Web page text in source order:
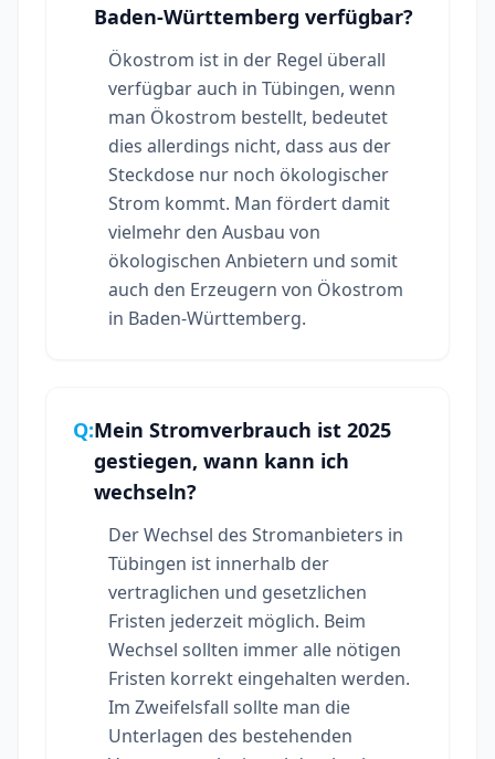
Baden-Württemberg verfügbar?
Ökostrom ist in der Regel überall
verfügbar auch in Tübingen, wenn
man Ökostrom bestellt, bedeutet
dies allerdings nicht, dass aus der
Steckdose nur noch ökologischer
Strom kommt. Man fördert damit
vielmehr den Ausbau von
ökologischen Anbietern und somit
auch den Erzeugern von Ökostrom
in Baden-Württemberg.
Q:Mein Stromverbrauch ist 2025
gestiegen, wann kann ich
wechseln?
Der Wechsel des Stromanbieters in
Tübingen ist innerhalb der
vertraglichen und gesetzlichen
Fristen jederzeit möglich. Beim
Wechsel sollten immer alle nötigen
Fristen korrekt eingehalten werden.
Im Zweifelsfall sollte man die
Unterlagen des bestehenden